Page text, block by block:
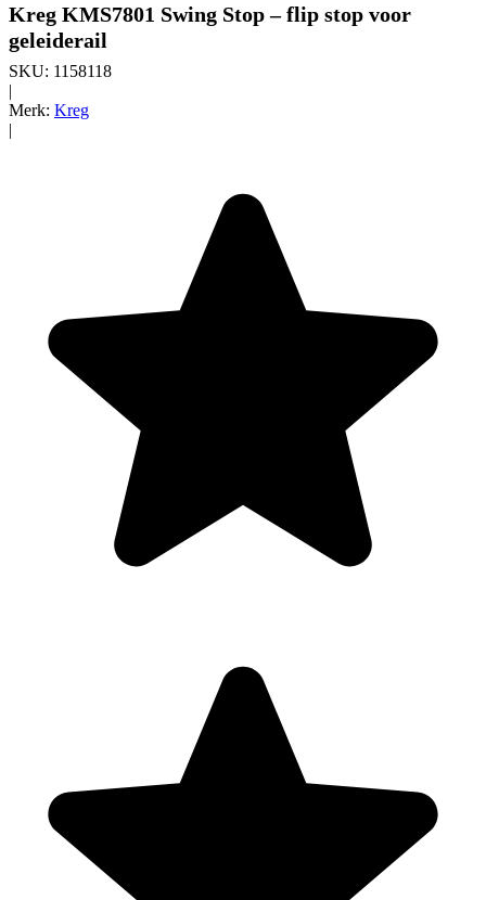
Kreg KMS7801 Swing Stop – flip stop voor
geleiderail
SKU: 1158118
|
Merk: Kreg
|